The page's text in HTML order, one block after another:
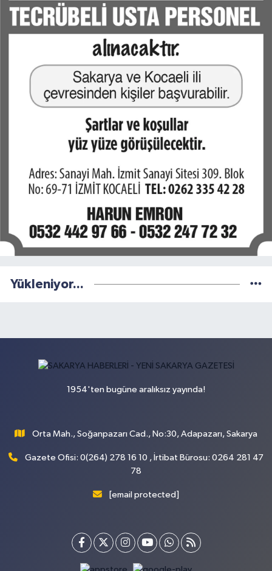
Yükleniyor...
1954'ten bugüne aralıksız yayında!
Orta Mah., Soğanpazarı Cad., No:30, Adapazarı, Sakarya
Gazete Ofisi: 0(264) 278 16 10 , İrtibat Bürosu: 0264 281 47
78
[email protected]